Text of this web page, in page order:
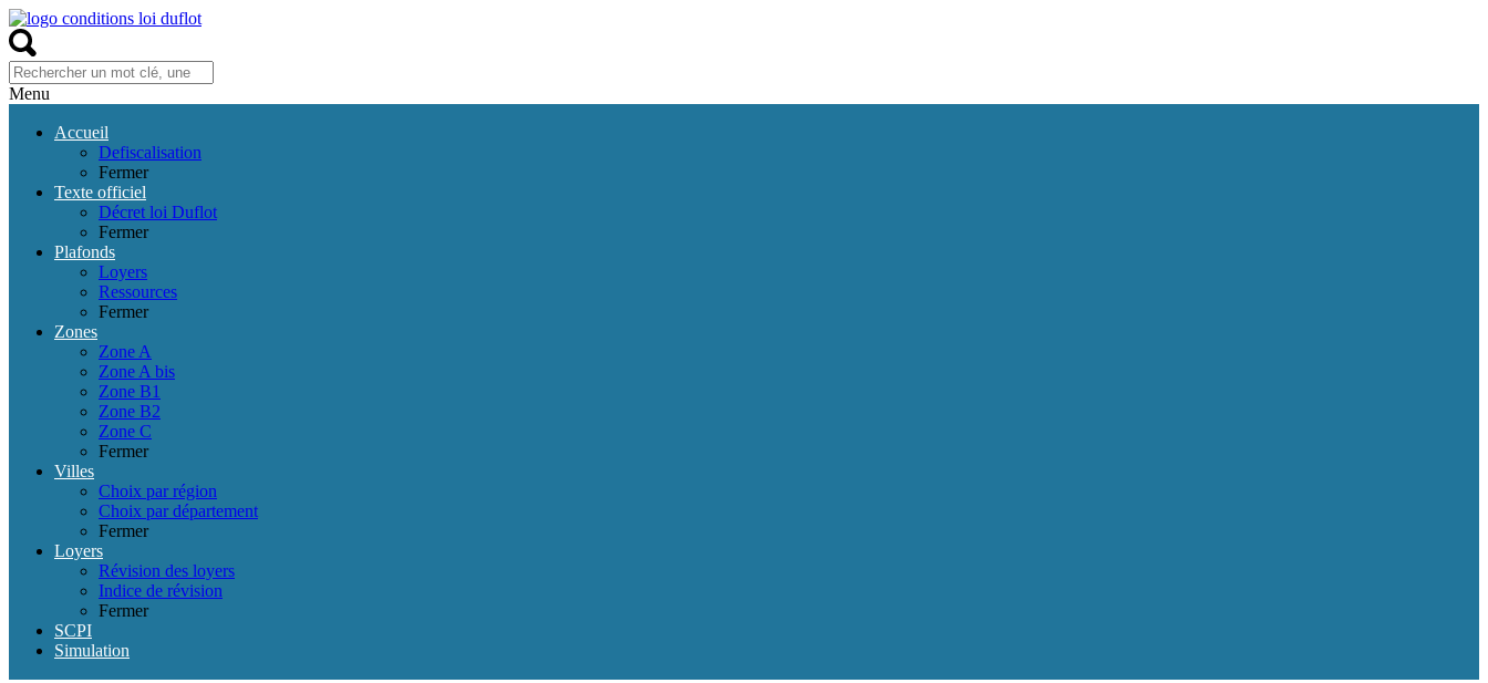
Menu
Accueil
Defiscalisation
Fermer
Texte officiel
Décret loi Duflot
Fermer
Plafonds
Loyers
Ressources
Fermer
Zones
Zone A
Zone A bis
Zone B1
Zone B2
Zone C
Fermer
Villes
Choix par région
Choix par département
Fermer
Loyers
Révision des loyers
Indice de révision
Fermer
SCPI
Simulation